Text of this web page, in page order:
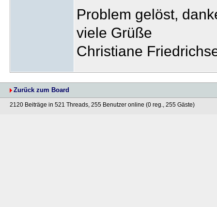
Problem gelöst,
viele Grüße
Christiane
Zurück zum Board
2120 Beiträge in 521 Threads, 255 Benutzer online (0 reg., 255 Gäste)